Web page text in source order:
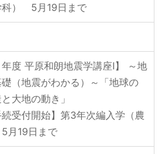
科） 5月19日まで
年度 平原和朗地震学講座Ⅰ】 ～地
（地震がわかる）～「地球の
大地の動き」
続受付開始】第3年次編入学（農
月19日まで